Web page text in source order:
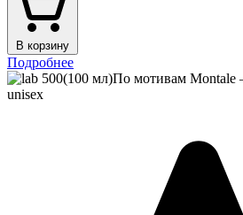
В корзину
Подробнее